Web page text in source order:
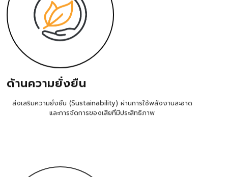
ด้านความยั่งยืน
ส่งเสริมความยั่งยืน (Sustainability) ผ่านการใช้พลังงานสะอาด
และการจัดการของเสียที่มีประสิทธิภาพ